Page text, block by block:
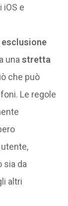
e
esclusione
una stretta
che può
Le regole
utente,
sia da
altri